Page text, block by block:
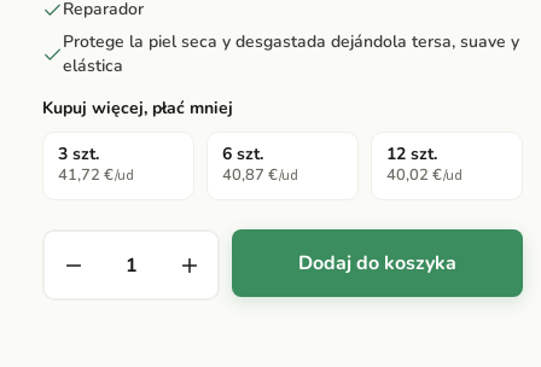
Reparador
Protege la piel seca y desgastada dejándola tersa, suave y
elástica
Kupuj więcej, płać mniej
3 szt.
41,72 €/ud
6 szt.
40,87 €/ud
12 szt.
40,02 €/ud
Dodaj do koszyka